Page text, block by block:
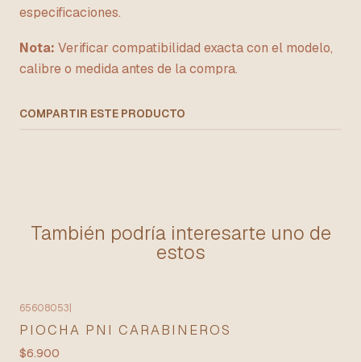
especificaciones.
Nota: Verificar compatibilidad exacta con el modelo,
calibre o medida antes de la compra.
COMPARTIR ESTE PRODUCTO
También podría interesarte uno de
estos
65608053
PIOCHA PNI CARABINEROS
$6.900